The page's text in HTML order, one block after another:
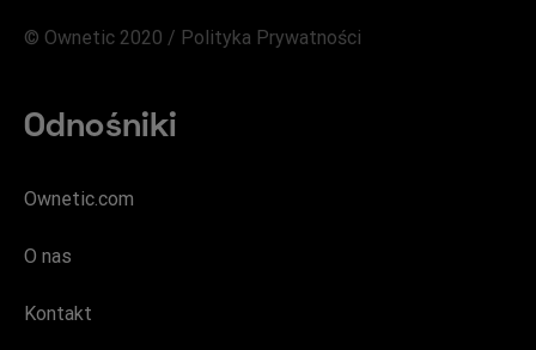
© Ownetic 2020 / Polityka Prywatności
Odnośniki
Ownetic.com
O nas
Kontakt